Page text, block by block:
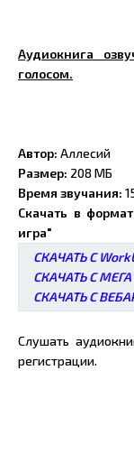
Аудиокнига
голосом.
Автор: Аллесий
Размер: 208 МБ
Время звучания:
Скачать в
игра"
СКАЧАТЬ С
СКАЧАТЬ С МЕГА
СКАЧАТЬ С
Слушать
регистрации.